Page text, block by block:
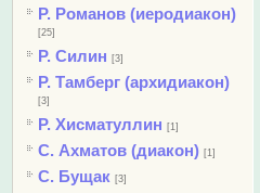
Р. Романов (иеродиакон)
[25]
Р. Силин [3]
Р. Тамберг (архидиакон)
[3]
Р. Хисматуллин [1]
С. Ахматов (диакон) [1]
С. Бущак [3]